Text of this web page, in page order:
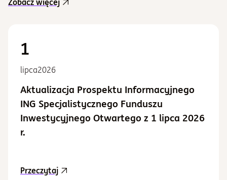
Zobacz więcej
1
lipca2026
Aktualizacja Prospektu Informacyjnego
ING Specjalistycznego Funduszu
Inwestycyjnego Otwartego z 1 lipca 2026
r.
Przeczytajaktualność Aktualizacja Prospektu